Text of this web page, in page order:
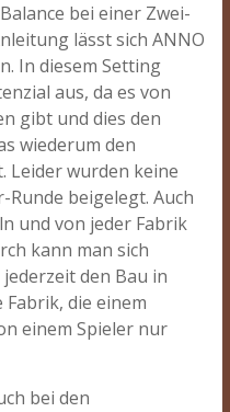
bei einer Zwei-
lässt sich ANNO
In diesem Setting
aus, da es von
gibt und dies den
wiederum den
Leider wurden keine
beigelegt. Auch
und von jeder Fabrik
kann man sich
den Bau in
die einem
einem Spieler nur
bei den